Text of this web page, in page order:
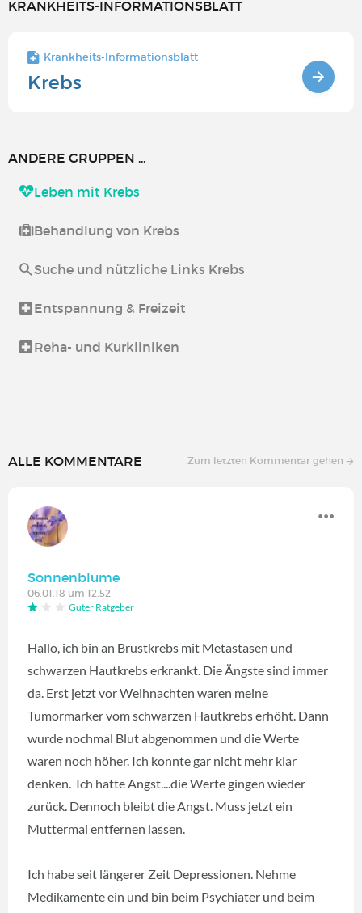
KRANKHEITS-INFORMATIONSBLATT
Krankheits-Informationsblatt
Krebs
ANDERE GRUPPEN ...
Leben mit Krebs
Behandlung von Krebs
Suche und nützliche Links Krebs
Entspannung & Freizeit
Reha- und Kurkliniken
ALLE KOMMENTARE Zum letzten Kommentar gehen
Sonnenblume
06.01.18 um 12:52
Guter Ratgeber
Hallo, ich bin an Brustkrebs mit Metastasen und
schwarzen Hautkrebs erkrankt. Die Ängste sind immer
da. Erst jetzt vor Weihnachten waren meine
Tumormarker vom schwarzen Hautkrebs erhöht. Dann
wurde nochmal Blut abgenommen und die Werte
waren noch höher. Ich konnte gar nicht mehr klar
denken. Ich hatte Angst....die Werte gingen wieder
zurück. Dennoch bleibt die Angst. Muss jetzt ein
Muttermal entfernen lassen.
Ich habe seit längerer Zeit Depressionen. Nehme
Medikamente ein und bin beim Psychiater und beim